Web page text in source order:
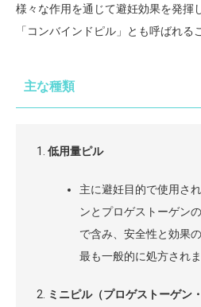
様々な作用を通じて避妊効果を発揮
「コンバインドピル」とも呼ばれる
主な種類
低用量ピル
主に避妊目的で使用さ
ンとプロゲストーゲン
で含み、安全性と効果
最も一般的に処方されま
ミニピル（プロゲストーゲン